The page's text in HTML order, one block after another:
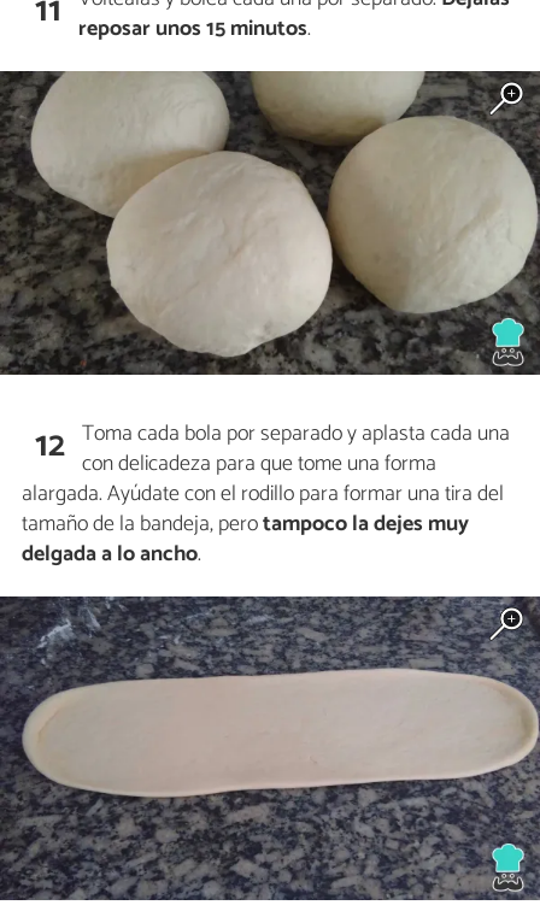
reposar unos 15 minutos.
12 Toma cada bola por separado y aplasta cada una
con delicadeza para que tome una forma
alargada. Ayúdate con el rodillo para formar una tira del
tamaño de la bandeja, perotampoco la dejes muy
delgada a lo ancho.